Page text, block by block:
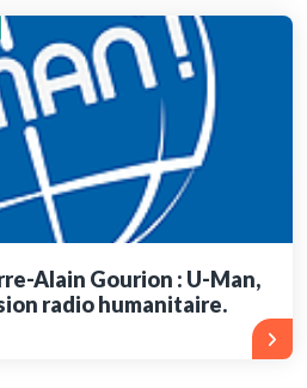
Alain Gourion : U-Man,
radio humanitaire.